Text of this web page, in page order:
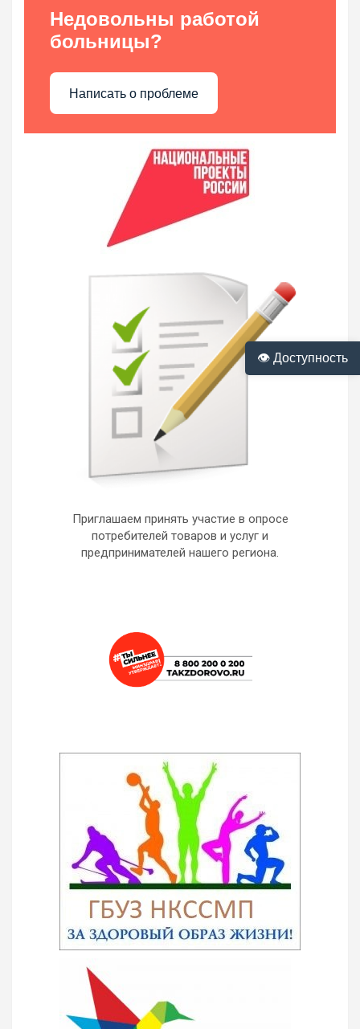
👁 Доступность
Недовольны работой
больницы?
Написать о проблеме
Приглашаем принять участие в опросе
потребителей товаров и услуг и
предпринимателей нашего региона.